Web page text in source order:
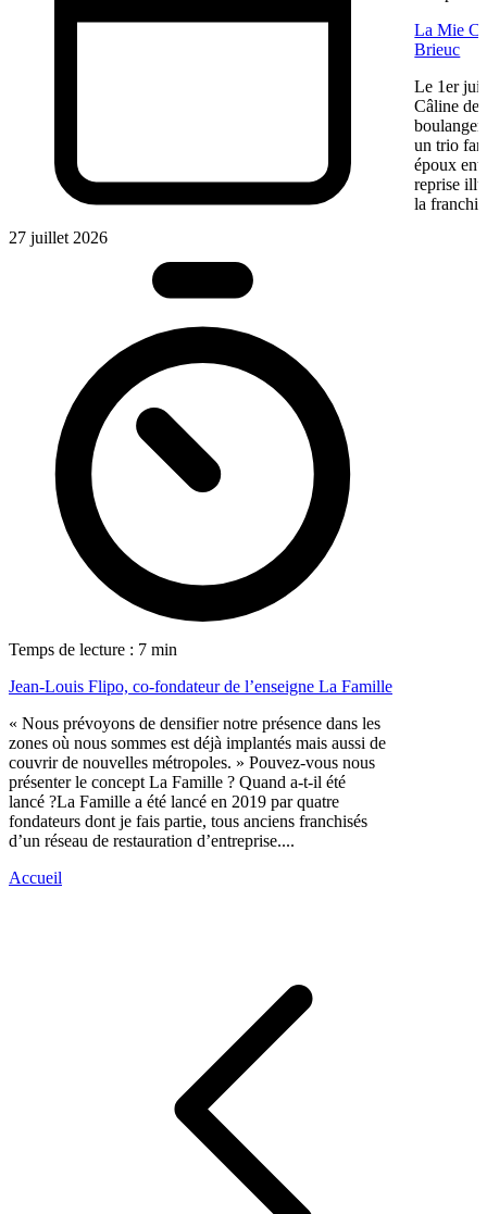
27 juillet 2026
Temps de lecture : 7 min
Jean-Louis Flipo, co-fondateur de l’enseigne La Famille
« Nous prévoyons de densifier notre présence dans les
zones où nous sommes est déjà implantés mais aussi de
couvrir de nouvelles métropoles. » Pouvez-vous nous
présenter le concept La Famille ? Quand a-t-il été
lancé ?La Famille a été lancé en 2019 par quatre
fondateurs dont je fais partie, tous anciens franchisés
d’un réseau de restauration d’entreprise....
La Mie
Brieuc
Le 1er
Câline de
un trio
époux
reprise
la
Accueil